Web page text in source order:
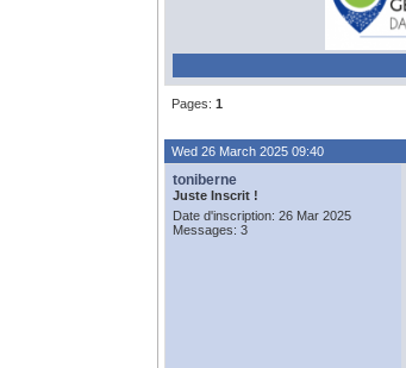
Pages: 1
Wed 26 March 2025 09:40
toniberne
Juste Inscrit !
Date d'inscription: 26 Mar 2025
Messages: 3